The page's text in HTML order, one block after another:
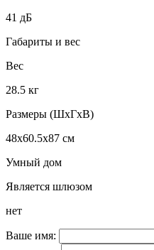
41 дБ
Габариты и вес
Вес
28.5 кг
Размеры (ШxГxВ)
48x60.5x87 см
Умный дом
Является шлюзом
нет
Ваше имя: